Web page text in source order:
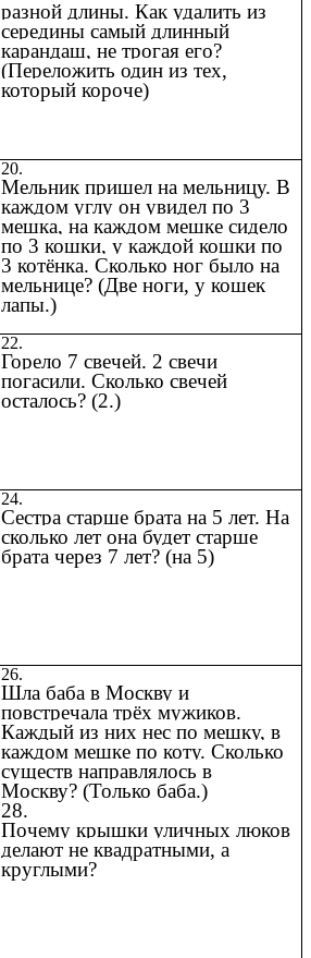
разной длины. Как удалить из
середины самый длинный
карандаш, не трогая его?
(Переложить один из тех,
который короче)
20.
Мельник пришел на мельницу. В
каждом углу он увидел по 3
мешка, на каждом мешке сидело
по 3 кошки, у каждой кошки по
3 котёнка. Сколько ног было на
мельнице? (Две ноги, у кошек
лапы.)
22.
Горело 7 свечей. 2 свечи
погасили. Сколько свечей
осталось? (2.)
24.
Сестра старше брата на 5 лет. На
сколько лет она будет старше
брата через 7 лет? (на 5)
26.
Шла баба в Москву и
повстречала трёх мужиков.
Каждый из них нес по мешку, в
каждом мешке по коту. Сколько
существ направлялось в
Москву? (Только баба.)
28.
Почему крышки уличных люков
делают не квадратными, а
круглыми?